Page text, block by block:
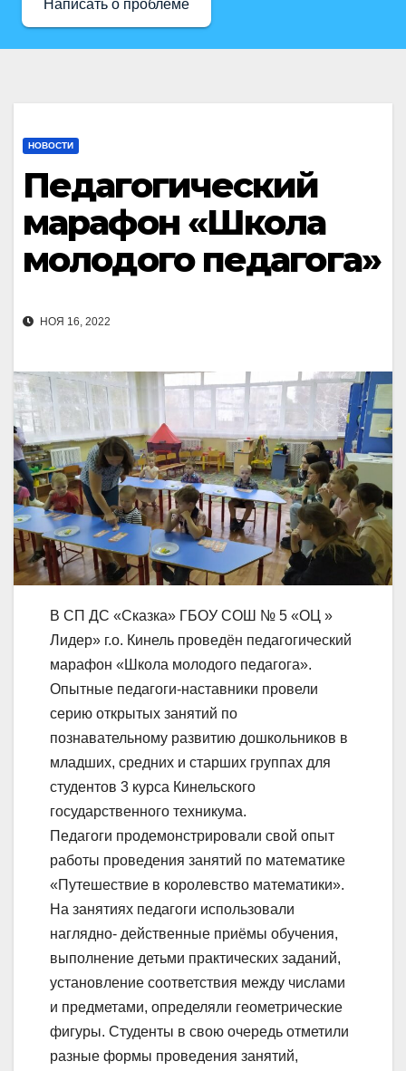
Написать о проблеме
НОВОСТИ
Педагогический
марафон «Школа
молодого педагога»
НОЯ 16, 2022
В СП ДС «Сказка» ГБОУ СОШ № 5 «ОЦ »
Лидер» г.о. Кинель проведён педагогический
марафон «Школа молодого педагога».
Опытные педагоги-наставники провели
серию открытых занятий по
познавательному развитию дошкольников в
младших, средних и старших группах для
студентов 3 курса Кинельского
государственного техникума.
Педагоги продемонстрировали свой опыт
работы проведения занятий по математике
«Путешествие в королевство математики».
На занятиях педагоги использовали
наглядно- действенные приёмы обучения,
выполнение детьми практических заданий,
установление соответствия между числами
и предметами, определяли геометрические
фигуры. Студенты в свою очередь отметили
разные формы проведения занятий,